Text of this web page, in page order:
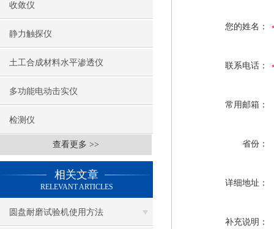
收敛仪
静力触探仪
土工合成材料水平渗透仪
多功能电动击实仪
检测仪
查看更多 >>
相关文章
RELEVANT ARTICLES
圆盘耐磨试验机使用方法
您的姓名：
联系电话：
常用邮箱：
省份：
详细地址：
补充说明：